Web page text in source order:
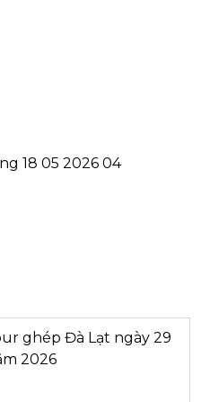
18 05 2026 04
ghép Đà Lạt ngày 29
2026